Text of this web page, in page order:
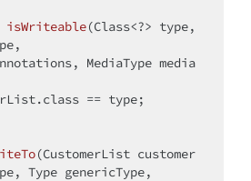
isWriteable(Class<?> type,
MediaType media
== type;
(CustomerList customer
Type genericType,